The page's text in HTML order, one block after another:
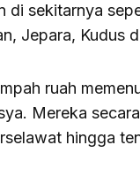
di sekitarnya
Jepara, Kudus
ruah
Mereka
hingga